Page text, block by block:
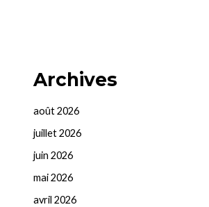
Archives
août 2026
juillet 2026
juin 2026
mai 2026
avril 2026